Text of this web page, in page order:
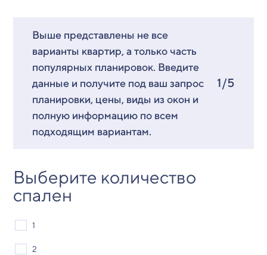
Выше представлены не все
варианты квартир, а только часть
популярных планировок. Введите
данные и получите под ваш запрос
планировки, цены, виды из окон и
полную информацию по всем
подходящим вариантам.
1/5
Выберите количество
спален
1
2